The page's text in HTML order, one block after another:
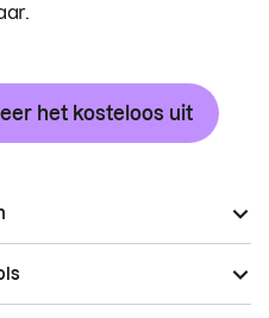
het kosteloos uit